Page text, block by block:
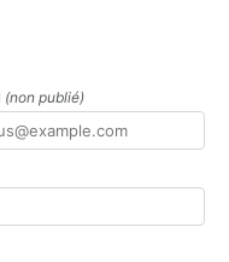
(non publié)